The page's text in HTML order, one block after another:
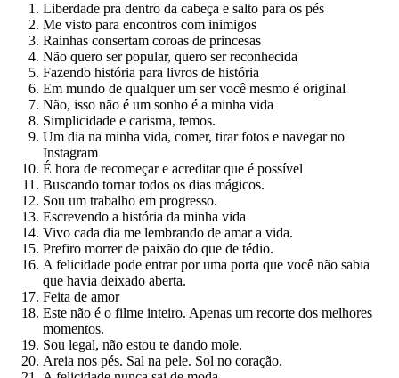
Liberdade pra dentro da cabeça e salto para os pés
Me visto para encontros com inimigos
Rainhas consertam coroas de princesas
Não quero ser popular, quero ser reconhecida
Fazendo história para livros de história
Em mundo de qualquer um ser você mesmo é original
Não, isso não é um sonho é a minha vida
Simplicidade e carisma, temos.
Um dia na minha vida, comer, tirar fotos e navegar no
Instagram
É hora de recomeçar e acreditar que é possível
Buscando tornar todos os dias mágicos.
Sou um trabalho em progresso.
Escrevendo a história da minha vida
Vivo cada dia me lembrando de amar a vida.
Prefiro morrer de paixão do que de tédio.
A felicidade pode entrar por uma porta que você não sabia
que havia deixado aberta.
Feita de amor
Este não é o filme inteiro. Apenas um recorte dos melhores
momentos.
Sou legal, não estou te dando mole.
Areia nos pés. Sal na pele. Sol no coração.